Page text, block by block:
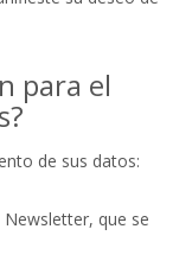
para el
de sus datos:
que se